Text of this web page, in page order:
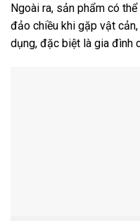
Ngoài ra, sản phẩm có
đảo chiều khi gặp vật
dụng, đặc biệt là gia đình